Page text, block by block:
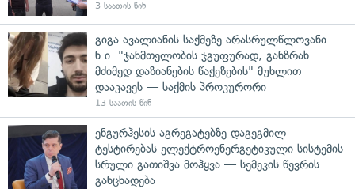
3 საათის წინ
გიგა ავალიანის საქმეზე არასრულწლოვანი
ნ.ი. "ჯანმთელობის ჯგუფურად, განზრახ
მძიმედ დაზიანების წაქეზების" მუხლით
დააკავეს — საქმის პროკურორი
13 საათის წინ
ენგურჰესის აგრეგატებზე დაგეგმილ
ტესტირებას ელექტროენერგეტიკული სისტემის
სრული გათიშვა მოჰყვა — სემეკის წევრის
განცხადება